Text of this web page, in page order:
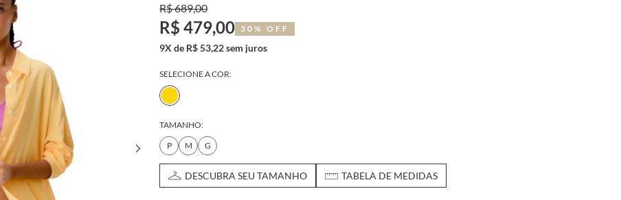
R$ 689,00
R$ 479,00 30% OFF
9X de R$ 53,22 sem juros
SELECIONE A COR:
TAMANHO:
P
M G
DESCUBRA SEU TAMANHO TABELA DE MEDIDAS